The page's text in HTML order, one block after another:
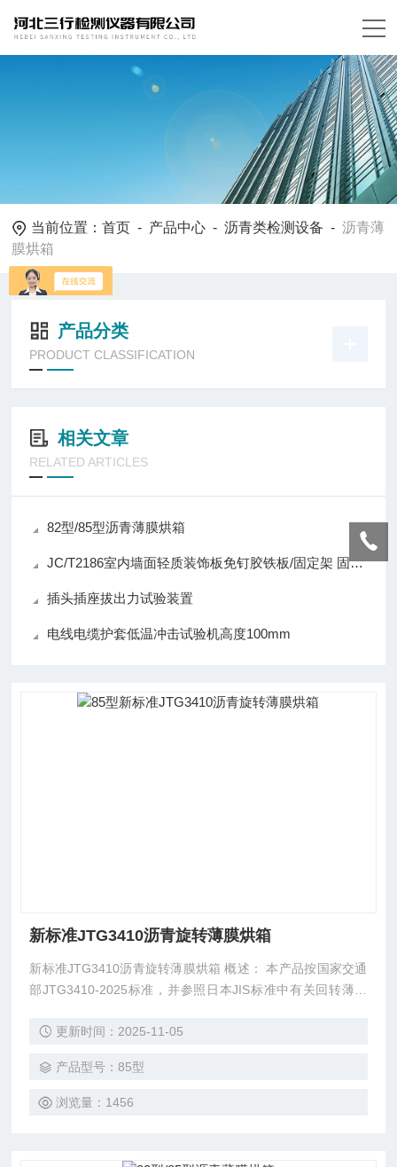
当前位置：首页 - 产品中心 -沥青类检测设备 -沥青薄
膜烘箱
产品分类
PRODUCT CLASSIFICATION
相关文章
RELATED ARTICLES
82型/85型沥青薄膜烘箱
JC/T2186室内墙面轻质装饰板免钉胶铁板/固定架 固定支架
插头插座拔出力试验装置
电线电缆护套低温冲击试验机高度100mm
新标准JTG3410沥青旋转薄膜烘箱
新标准JTG3410沥青旋转薄膜烘箱 概述： 本产品按国家交通
部JTG3410-2025标准，并参照日本JIS标准中有关回转薄膜
空气的作用下性能变化的情况，该项试验方法较接近沥青在使
的老化性能，它适用于沥青搅拌站，公路桥梁工程单位以及有
关科研质检部门作沥青老化性能
更新时间：2025-11-05
产品型号：85型
浏览量：1456